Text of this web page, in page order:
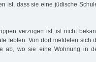
ist, dass sie eine jüdische
verzogen ist, ist nicht
lebten. Von dort meldeten sich
ab, wo sie eine Wohnung in